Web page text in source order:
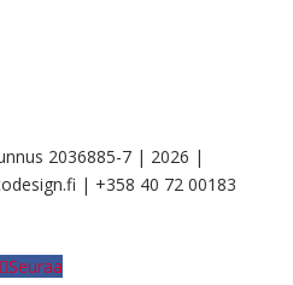
2036885-7 | 2026 |
| +358 40 72 00183
Seuraa